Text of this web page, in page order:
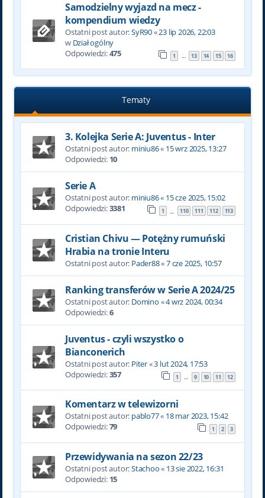
Samodzielny wyjazd na mecz -
kompendium wiedzy
Ostatni post autor:SyR90«23 lip 2026, 22:03
w Dział ogólny
Odpowiedzi:475 1 … 13 14 15 16
Tematy
3. Kolejka Serie A: Juventus - Inter
Ostatni post autor: miniu86« 15 wrz 2025, 13:27
Odpowiedzi: 10
Serie A
Ostatni post autor: miniu86« 15 cze 2025, 15:02
Odpowiedzi:3381 1 … 110 111 112 113
Cristian Chivu — Potężny rumuński
Hrabia na tronie Interu
Ostatni post autor: Pader88«7 cze 2025, 10:57
Ranking transferów w Serie A 2024/25
Ostatni post autor: Domino «4 wrz 2024, 00:34
Odpowiedzi:6
Juventus - czyli wszystko o
Bianconerich
Ostatni post autor: Piter«3 lut 2024, 17:53
Odpowiedzi:357 1 … 9 10 11 12
Komentarz w telewizorni
Ostatni post autor: pablo77« 18 mar 2023, 15:42
Odpowiedzi:79 1 2 3
Przewidywania na sezon 22/23
Ostatni post autor:Stachoo« 13 sie 2022, 16:31
Odpowiedzi: 15